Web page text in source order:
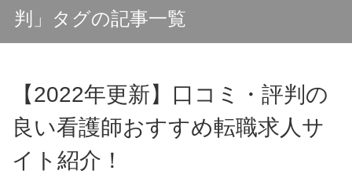
判」タグの記事一覧
【2022年更新】口コミ・評判の
良い看護師おすすめ転職求人サ
イト紹介！